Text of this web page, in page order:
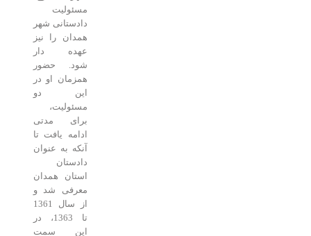
مسئولیت
دادستانی شهر
همدان را نیز
عهده دار
شود. حضور
همزمان او در
این دو
مسئولیت،
برای مدتی
ادامه یافت تا
آنکه به عنوان
دادستان
استان همدان
معرفی شد و
از سال 1361
تا 1363، در
این سمت